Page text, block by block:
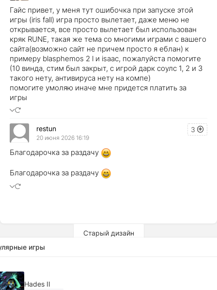
Гайс привет, у меня тут ошибочка при запуске этой
игры (iris fall) игра просто вылетает, даже меню не
открывается, все просто вылетает был использован
кряк RUNE, такая же тема со многими играми с вашего
сайта(возможно сайт не причем просто я еблан) к
примеру blasphemos 2 l и isaaс, пожалуйста помогите
(10 винда, стим был закрыт, с игрой дарк соулс 1, 2 и 3
такого нету, антивируса нету на компе)
помогите умоляю иначе мне придется платить за
игры
3
restun
20 июня 2026 16:19
Благодарочка за раздачу
Благодарочка за раздачу
Старый дизайн
игры
Hades II